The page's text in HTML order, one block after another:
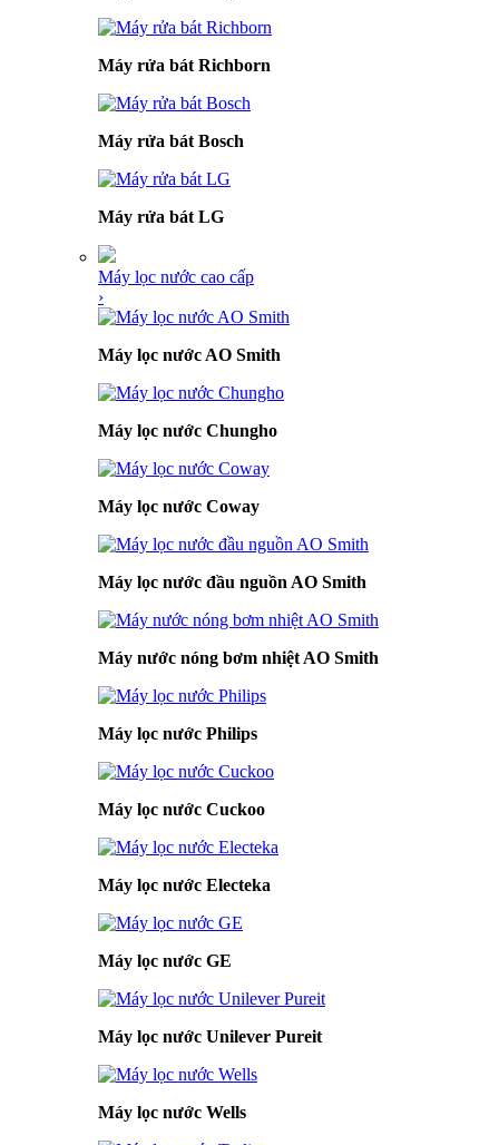
Máy rửa bát Richborn
Máy rửa bát Bosch
Máy rửa bát LG
Máy lọc nước cao cấp
›
Máy lọc nước AO Smith
Máy lọc nước Chungho
Máy lọc nước Coway
Máy lọc nước đầu nguồn AO Smith
Máy nước nóng bơm nhiệt AO Smith
Máy lọc nước Philips
Máy lọc nước Cuckoo
Máy lọc nước Electeka
Máy lọc nước GE
Máy lọc nước Unilever Pureit
Máy lọc nước Wells